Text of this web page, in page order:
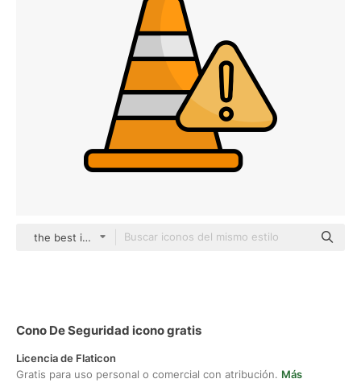
the best icon color lineal-color
Cono De Seguridad icono gratis
Licencia de Flaticon
Gratis para uso personal o comercial con atribución. Más